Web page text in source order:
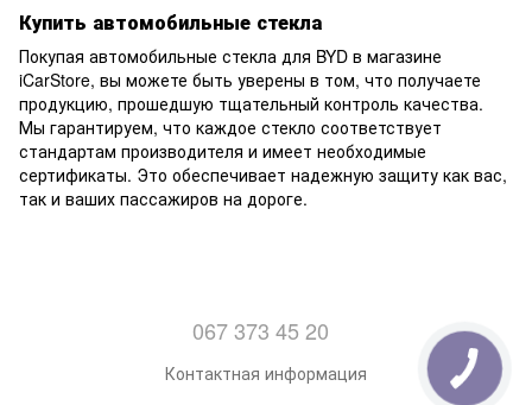
Купить автомобильные стекла
Покупая автомобильные стекла для BYD в магазине
iCarStore, вы можете быть уверены в том, что получаете
продукцию, прошедшую тщательный контроль качества.
Мы гарантируем, что каждое стекло соответствует
стандартам производителя и имеет необходимые
сертификаты. Это обеспечивает надежную защиту как вас,
так и ваших пассажиров на дороге.
067 373 45 20
Контактная информация